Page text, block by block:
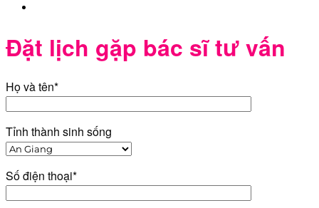
Đặt lịch gặp bác sĩ tư vấn
Họ và tên*
Tỉnh thành sinh sống
Số điện thoại*